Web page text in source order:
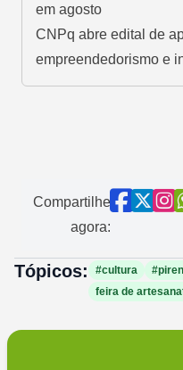
em agosto
CNPq abre edital de
empreendedorismo e
Compartilhe
agora:
Tópicos: #cultura
feira de